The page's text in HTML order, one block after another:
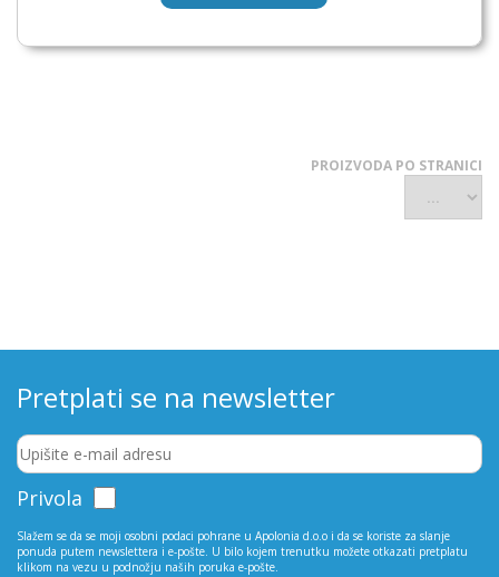
PROIZVODA PO STRANICI
Pretplati se na newsletter
Privola
Slažem se da se moji osobni podaci pohrane u Apolonia d.o.o i da se koriste za slanje
ponuda putem newslettera i e-pošte. U bilo kojem trenutku možete otkazati pretplatu
klikom na vezu u podnožju naših poruka e-pošte.